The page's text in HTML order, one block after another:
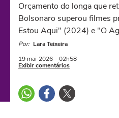
Orçamento do longa que
Bolsonaro superou filmes
Estou Aqui" (2024) e "O
Por: Lara Teixeira
19 mai 2026 - 02h58
Exibir comentários